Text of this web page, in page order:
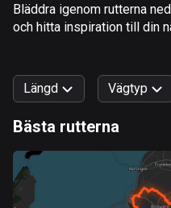
Amerikanska
1 rutt
62 rutter
Angola
1 rutt
Antigua och
Bläddra igenom rutterna
och hitta inspiration till din
Längd Vägtyp
Snabb Kurvig
Skog Vatten
Bästa rutterna